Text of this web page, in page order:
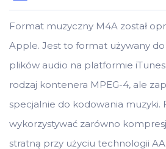
Format muzyczny M4A został
Apple. Jest to format używany
plików audio na platformie
rodzaj kontenera MPEG-4, ale
specjalnie do kodowania muzyki.
wykorzystywać zarówno
stratną przy użyciu technologii